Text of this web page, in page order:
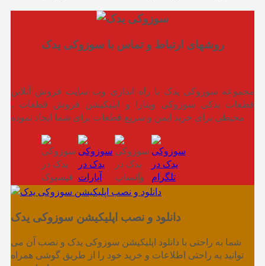
روشهای ارتباط و تماس با سوزوکی یدک
مجموعه سوزوکی یدک با راه اندازی وب سایت فروش آنلاین
قطعات یدکی سوزوکی ویتارا و اپلیکیشن فروش قطعات ،
محیطی برای خرید ایمن و سریع قطعات برای شما ایجاد نموده
دانلود و نصب اپلیکیشن سوزوکی یدک
شما به راحتی با دانلود اپلیکیشن سوزوکی یدک و نصب آن می
توانید به راحتی اطلاعات و خرید خود را از طریق گوشی همراه